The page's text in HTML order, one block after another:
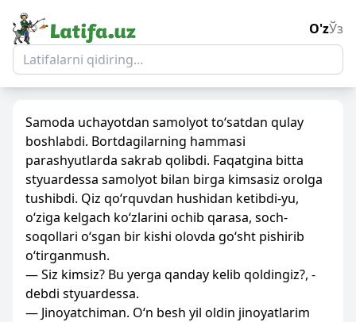
O'zЎз
Samoda uchayotdan samolyot to‘satdan qulay
boshlabdi. Bortdagilarning hammasi
parashyutlarda sakrab qolibdi. Faqatgina bitta
styuardessa samolyot bilan birga kimsasiz orolga
tushibdi. Qiz qo‘rquvdan hushidan ketibdi-yu,
o‘ziga kelgach ko‘zlarini ochib qarasa, soch-
soqollari o‘sgan bir kishi olovda go‘sht pishirib
o‘tirganmush.
— Siz kimsiz? Bu yerga qanday kelib qoldingiz?, -
debdi styuardessa.
— Jinoyatchiman. O‘n besh yil oldin jinoyatlarim